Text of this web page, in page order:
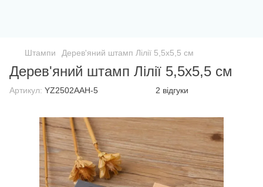
Штампи Дерев'яний штамп Лілії 5,5х5,5 см
Дерев'яний штамп Лілії 5,5х5,5 см
Артикул: YZ2502AAH-5 2 відгуки